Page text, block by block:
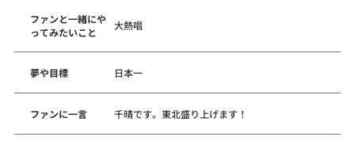
ファンと一緒にや
ってみたいこと
大熱唱
夢や目標 日本一
ファンに一言 千晴です。東北盛り上げます！